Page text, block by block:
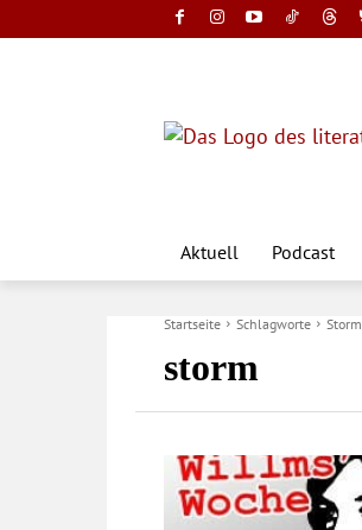
Aktuell Podcast
Startseite Schlagworte Storm
storm